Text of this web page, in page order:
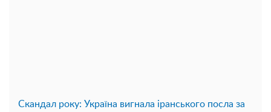
Скандал року: Україна вигнала іранського посла за